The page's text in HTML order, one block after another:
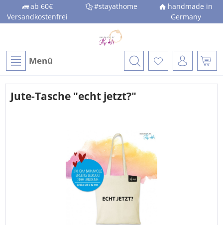
ab 60€
Versandkostenfrei
#stayathome
handmade in
Germany
Menü
Jute-Tasche "echt jetzt?"